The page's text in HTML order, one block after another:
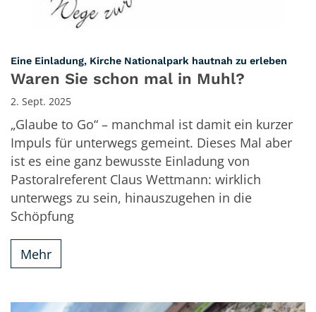
Eine Einladung, Kirche Nationalpark hautnah zu erleben
Waren Sie schon mal in Muhl?
2. Sept. 2025
„Glaube to Go“ – manchmal ist damit ein kurzer
Impuls für unterwegs gemeint. Dieses Mal aber
ist es eine ganz bewusste Einladung von
Pastoralreferent Claus Wettmann: wirklich
unterwegs zu sein, hinauszugehen in die
Schöpfung
Mehr